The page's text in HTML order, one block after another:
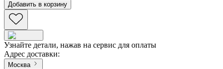
Добавить в корзину
Узнайте детали, нажав на сервис для оплаты
Адрес доставки:
Москва